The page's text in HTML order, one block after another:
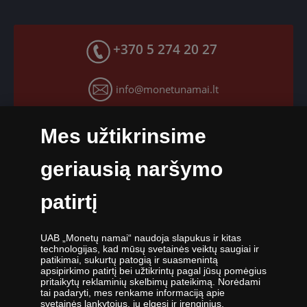
Greitas pristatymas
Grąžinimo garantija
Slapukų nustatymai
Facebook paskyra
YouTube paskyra
+370 5 274 20 27
info@monetunamai.lt
Darbo dienomis nuo 9:00 iki 17:00 val.
oficiali kolekcinių monetų ir medalių platintoja Lietuvoje. Nuo 2009
metų veikianti UAB „Monetų namai“ priklauso „Samlerhuset Group“
įmonių grupei.
Viena didžiausių numizmatinių gaminių platintojų grupė Europoje
,,Samlerhuset Group“ turi padalinius 14-oje Europos šalių, kuriuose
Mes užtikrinsime
geriausią naršymo
patirtį
UAB „Monetų namai“ naudoja slapukus ir kitas
technologijas, kad mūsų svetainės veiktų saugiai ir
patikimai, sukurtų patogią ir suasmenintą
apsipirkimo patirtį bei užtikrintų pagal jūsų pomėgius
pritaikytų reklaminių skelbimų pateikimą. Norėdami
tai padaryti, mes renkame informaciją apie
svetainės lankytojus, jų elgesį ir įrenginius.